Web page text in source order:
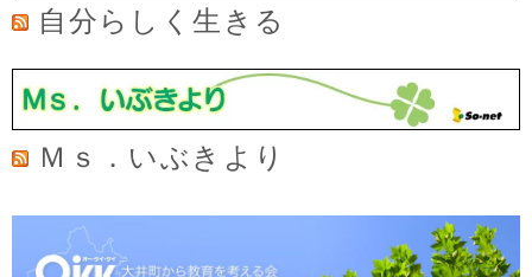
自分らしく生きる
Ｍｓ．いぶきより